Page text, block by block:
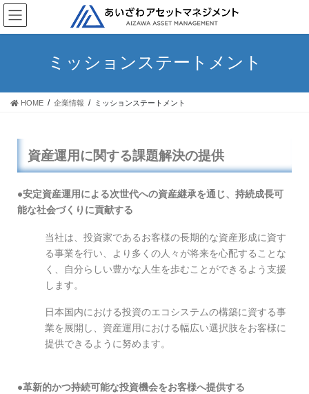
ミッションステートメント
HOME 企業情報 ミッションステートメント
資産運用に関する課題解決の提供
●安定資産運用による次世代への資産継承を通じ、持続成長可
能な社会づくりに貢献する
当社は、投資家であるお客様の長期的な資産形成に資す
る事業を行い、より多くの人々が将来を心配することな
く、自分らしい豊かな人生を歩むことができるよう支援
します。
日本国内における投資のエコシステムの構築に資する事
業を展開し、資産運用における幅広い選択肢をお客様に
提供できるように努めます。
●革新的かつ持続可能な投資機会をお客様へ提供する